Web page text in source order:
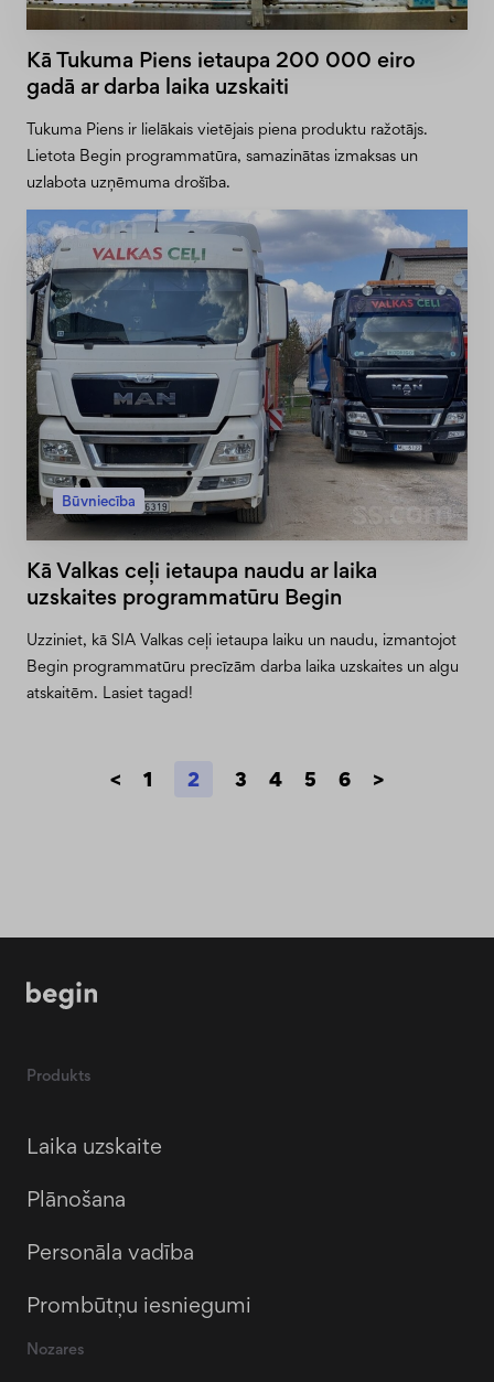
Kā Tukuma Piens ietaupa 200 000 eiro
gadā ar darba laika uzskaiti
Tukuma Piens ir lielākais vietējais piena produktu ražotājs.
Lietota Begin programmatūra, samazinātas izmaksas un
uzlabota uzņēmuma drošība.
Būvniecība
Kā Valkas ceļi ietaupa naudu ar laika
uzskaites programmatūru Begin
Uzziniet, kā SIA Valkas ceļi ietaupa laiku un naudu, izmantojot
Begin programmatūru precīzām darba laika uzskaites un algu
atskaitēm. Lasiet tagad!
< 1 2 3 4 5 6 >
Produkts
Laika uzskaite
Plānošana
Personāla vadība
Prombūtņu iesniegumi
Nozares